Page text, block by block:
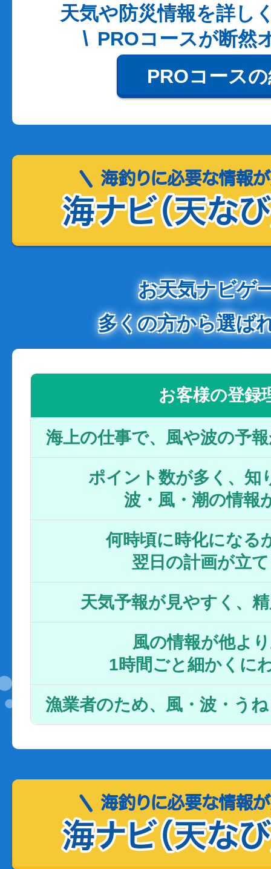
天気や防災情報を詳し
PROコースが断然
PROコース
お天気ナビゲ
多くの方から選ば
お客様の登録
海上の仕事で、風や波の予
ポイント数が多く、知
波・風・潮の情報
何時頃に時化になる
翌日の計画が立
天気予報が見やすく、
風の情報が他よ
1時間ごと細かくに
漁業者のため、風・波・う